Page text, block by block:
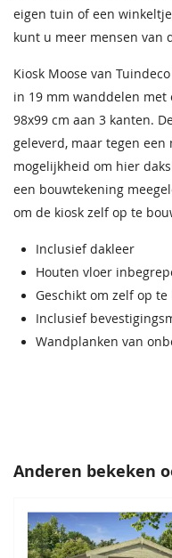
Donkergrijs
68,50
Zeeblauw
68,50
Donkerbruin
68,50
Ebbenzwart
68,50
Impregneervloeistof
honing 2,5L
37,95
Breedte
Hoogte
EAN code
eigen tuin of een
kunt u meer mensen van
Kiosk Moose van
in 19 mm wanddelen met
98x99 cm aan 3 kanten.
geleverd, maar tegen
mogelijkheid om hier
een bouwtekening
om de kiosk zelf op te
Inclusief dakleer
Houten vloer
Geschikt om zelf op te
Inclusief
Wandplanken van
Anderen bekeken